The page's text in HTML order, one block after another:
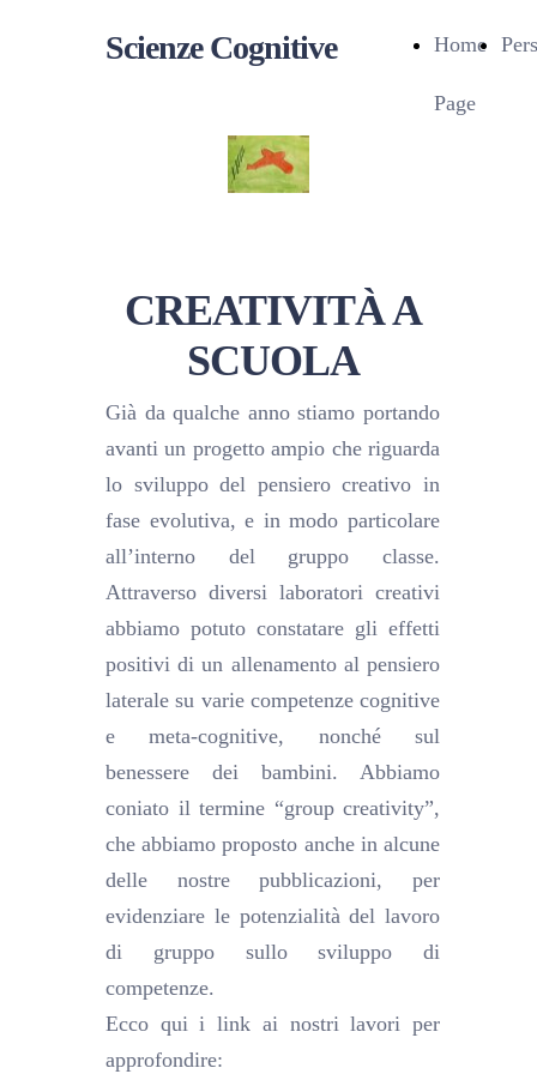
Home
Page
Scienze Cognitive
CREATIVITÀ A
SCUOLA
Già da qualche anno stiamo portando
avanti un progetto ampio che riguarda
lo sviluppo del pensiero creativo in
fase evolutiva, e in modo particolare
all’interno del gruppo classe.
Attraverso diversi laboratori creativi
abbiamo potuto constatare gli effetti
positivi di un allenamento al pensiero
laterale su varie competenze cognitive
e meta-cognitive, nonché sul
benessere dei bambini. Abbiamo
coniato il termine “group creativity”,
che abbiamo proposto anche in alcune
delle nostre pubblicazioni, per
evidenziare le potenzialità del lavoro
di gruppo sullo sviluppo di
competenze.
Ecco qui i link ai nostri lavori per
approfondire: